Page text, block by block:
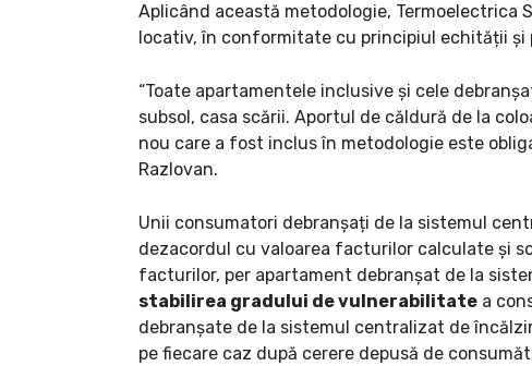
Aplicând această metodologie, Termoelectrica
locativ, în conformitate cu principiul echității
“Toate apartamentele inclusive și cele
subsol, casa scării. Aportul de căldură de la
nou care a fost inclus în metodologie este
Razlovan.
Unii consumatori debranșați de la sistemul
dezacordul cu valoarea facturilor calculate și
facturilor, per apartament debranșat de la
stabilirea gradului de vulnerabilitate a
debranșate de la sistemul centralizat de
pe fiecare caz după cerere depusă de